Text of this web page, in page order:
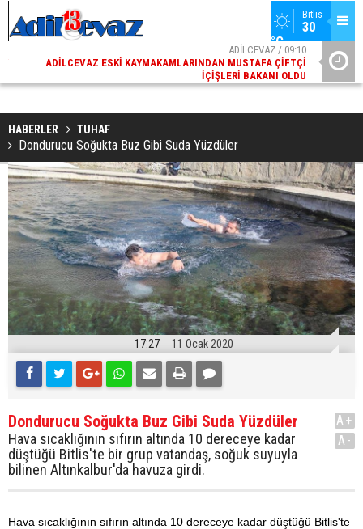
Bitlis
30
°C
ADİLCEVAZ / 09:10
ADILCEVAZ ESKI KAYMAKAMLARINDAN MUSTAFA ÇIFTÇI
İÇIŞLERI BAKANI OLDU
HABERLER TUHAF
Dondurucu Soğukta Buz Gibi Suda Yüzdüler
17:27 11 Ocak 2020
Dondurucu Soğukta Buz Gibi Suda Yüzdüler
Hava sıcaklığının sıfırın altında 10 dereceye kadar
düştüğü Bitlis'te bir grup vatandaş, soğuk suyuyla
bilinen Altınkalbur'da havuza girdi.
A+
A-
Hava sıcaklığının sıfırın altında 10 dereceye kadar düştüğü Bitlis'te